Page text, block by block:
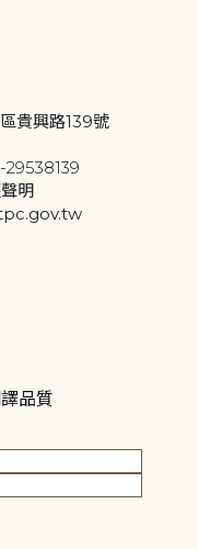
貴興路139號
明
品質